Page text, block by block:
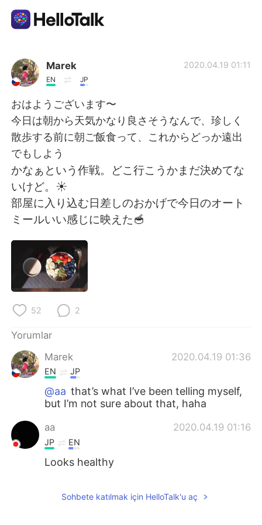
Dil Değişimi Uygulaması
AI Grammar Checker
Türkçe
English 简体中文
繁體中文 Español
Deutsch
한국어
Italiano
Marek
EN JP
2020.04.19 01:11
おはようございます〜
今日は朝から天気かなり良さそうなんで、珍しく
散歩する前に朝ご飯食って、これからどっか遠出
でもしよう
かなぁという作戦。どこ行こうかまだ決めてな
いけど。☀️
部屋に入り込む日差しのおかげで今日のオート
ミールいい感じに映えた🥣
52 2
Yorumlar
Marek
2020.04.19 01:36
EN JP
@aa that’s what I’ve been telling myself,
but I’m not sure about that, haha
aa 2020.04.19 01:16
JP EN
Looks healthy
Sohbete katılmak için HelloTalk'u aç